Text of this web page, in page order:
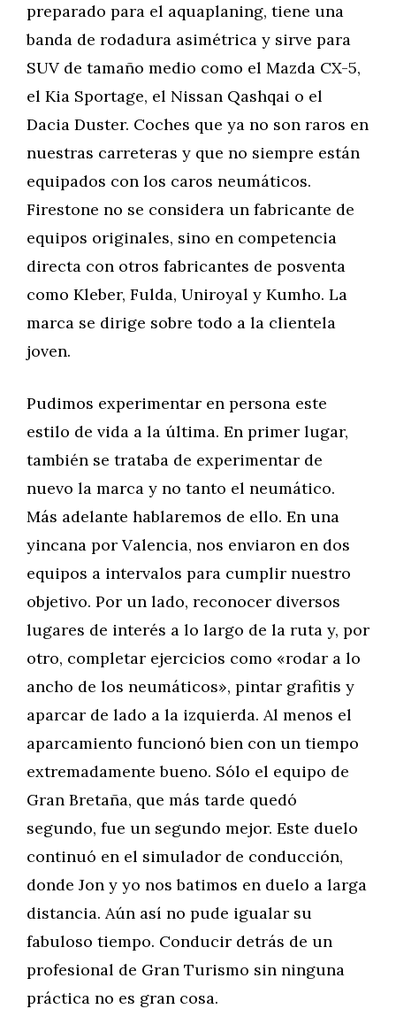
preparado para el aquaplaning, tiene una
banda de rodadura asimétrica y sirve para
SUV de tamaño medio como el Mazda CX-5,
el Kia Sportage, el Nissan Qashqai o el
Dacia Duster. Coches que ya no son raros en
nuestras carreteras y que no siempre están
equipados con los caros neumáticos.
Firestone no se considera un fabricante de
equipos originales, sino en competencia
directa con otros fabricantes de posventa
como Kleber, Fulda, Uniroyal y Kumho. La
marca se dirige sobre todo a la clientela
joven.
Pudimos experimentar en persona este
estilo de vida a la última. En primer lugar,
también se trataba de experimentar de
nuevo la marca y no tanto el neumático.
Más adelante hablaremos de ello. En una
yincana por Valencia, nos enviaron en dos
equipos a intervalos para cumplir nuestro
objetivo. Por un lado, reconocer diversos
lugares de interés a lo largo de la ruta y, por
otro, completar ejercicios como «rodar a lo
ancho de los neumáticos», pintar grafitis y
aparcar de lado a la izquierda. Al menos el
aparcamiento funcionó bien con un tiempo
extremadamente bueno. Sólo el equipo de
Gran Bretaña, que más tarde quedó
segundo, fue un segundo mejor. Este duelo
continuó en el simulador de conducción,
donde Jon y yo nos batimos en duelo a larga
distancia. Aún así no pude igualar su
fabuloso tiempo. Conducir detrás de un
profesional de Gran Turismo sin ninguna
práctica no es gran cosa.